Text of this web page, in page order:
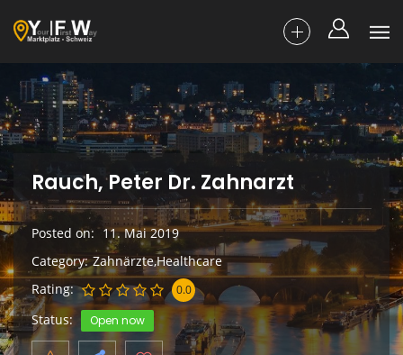
Rauch, Peter Dr. Zahnarzt
Posted on 11. Mai 2019
Category Zahnärzte,Healthcare
Rating
0.0
Status Open now